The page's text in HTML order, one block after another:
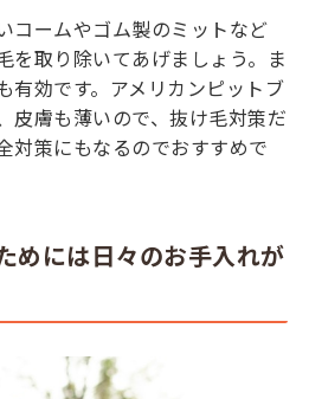
コームやゴム製のミットなど
を取り除いてあげましょう。ま
有効です。アメリカンピットブ
皮膚も薄いので、抜け毛対策だ
対策にもなるのでおすすめで
めには日々のお手入れが